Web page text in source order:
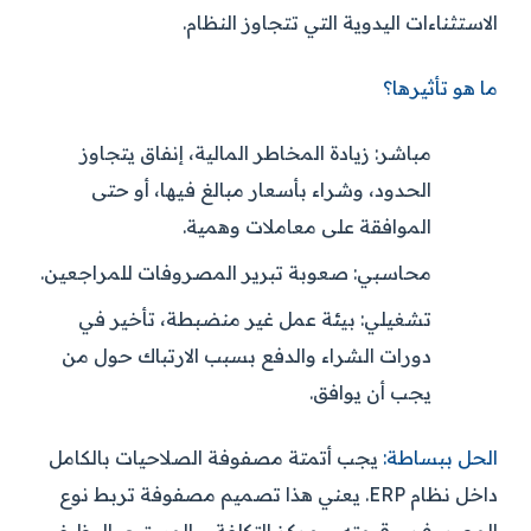
الاستثناءات اليدوية التي تتجاوز النظام.
ما هو تأثيرها؟
مباشر: زيادة المخاطر المالية، إنفاق يتجاوز
الحدود، وشراء بأسعار مبالغ فيها، أو حتى
الموافقة على معاملات وهمية.
محاسبي: صعوبة تبرير المصروفات للمراجعين.
تشغيلي: بيئة عمل غير منضبطة، تأخير في
دورات الشراء والدفع بسبب الارتباك حول من
يجب أن يوافق.
الحل ببساطة: يجب أتمتة مصفوفة الصلاحيات بالكامل
داخل نظام ERP. يعني هذا تصميم مصفوفة تربط نوع